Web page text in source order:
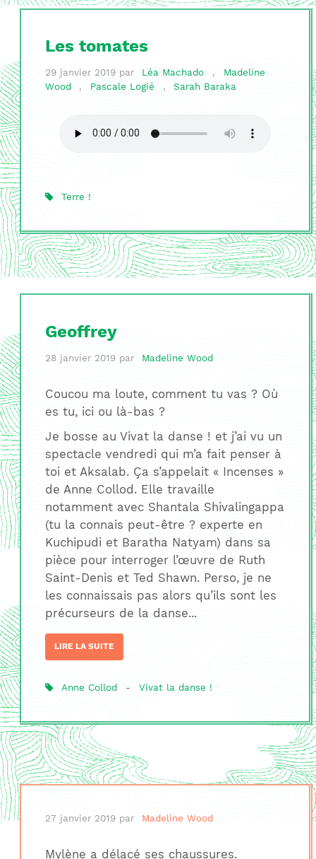
Les tomates
29 janvier 2019 par Léa Machado ,
Madeline
Wood
, Pascale Logié , Sarah Baraka
Terre !
Geoffrey
28 janvier 2019 par Madeline Wood
Coucou ma loute, comment tu vas ? Où
es tu, ici ou là-bas ?
Je bosse au Vivat la danse ! et j’ai vu un
spectacle vendredi qui m’a fait penser à
toi et Aksalab. Ça s’appelait « Incenses »
de Anne Collod. Elle travaille
notamment avec Shantala Shivalingappa
(tu la connais peut-être ? experte en
Kuchipudi et Baratha Natyam) dans sa
pièce pour interroger l’œuvre de Ruth
Saint-Denis et Ted Shawn. Perso, je ne
les connaissais pas alors qu’ils sont les
précurseurs de la danse...
LIRE LA SUITE
Anne Collod - Vivat la danse !
27 janvier 2019 par Madeline Wood
Mylène a délacé ses chaussures.